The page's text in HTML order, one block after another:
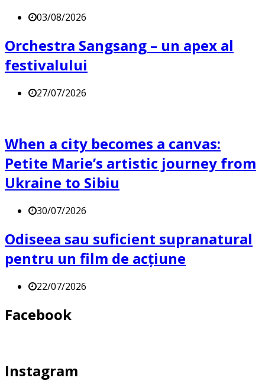
03/08/2026
Orchestra Sangsang – un apex al
festivalului
27/07/2026
When a city becomes a canvas:
Petite Marie’s artistic journey from
Ukraine to Sibiu
30/07/2026
Odiseea sau suficient supranatural
pentru un film de acțiune
22/07/2026
Facebook
Instagram